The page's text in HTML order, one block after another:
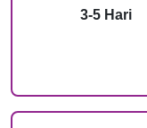
3-5 Hari